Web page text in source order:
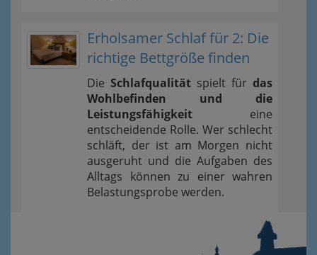
Erholsamer Schlaf für 2: Die
richtige Bettgröße finden
Die Schlafqualität spielt für das
Wohlbefinden und die
Leistungsfähigkeit eine
entscheidende Rolle. Wer schlecht
schläft, der ist am Morgen nicht
ausgeruht und die Aufgaben des
Alltags können zu einer wahren
Belastungsprobe werden.